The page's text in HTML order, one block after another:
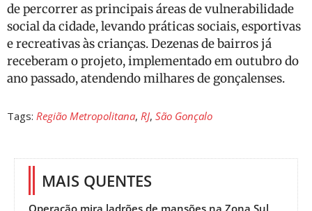
de percorrer as principais áreas de vulnerabilidade
social da cidade, levando práticas sociais, esportivas
e recreativas às crianças. Dezenas de bairros já
receberam o projeto, implementado em outubro do
ano passado, atendendo milhares de gonçalenses.
Tags: Região Metropolitana, RJ, São Gonçalo
MAIS QUENTES
Operação mira ladrões de mansões na Zona Sul